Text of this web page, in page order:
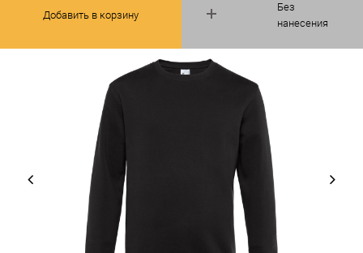
Без
нанесения
Добавить в корзину